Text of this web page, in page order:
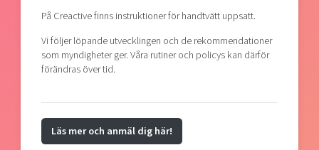
På Creactive finns instruktioner för handtvätt uppsatt.
Vi följer löpande utvecklingen och de rekommendationer
som myndigheter ger. Våra rutiner och policys kan därför
förändras över tid.
Läs mer och anmäl dig här!